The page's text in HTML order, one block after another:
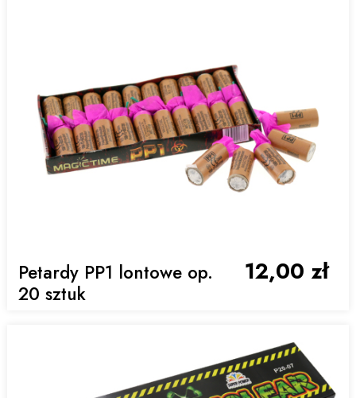
Petardy PP1 lontowe op.
20 sztuk
12,00 zł